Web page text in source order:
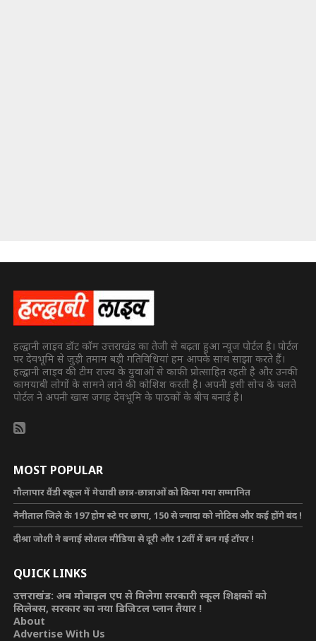
हल्द्वानी लाइव डॉट कॉम उत्तराखंड का तेजी से बढ़ता हुआ न्यूज पोर्टल है। पोर्टल
पर देवभूमि से जुड़ी तमाम बड़ी गतिविधियां हम आपके साथ साझा करते हैं।
हल्द्वानी लाइव की टीम राज्य के युवाओं से काफी प्रोत्साहित रहती है और उनकी
कामयाबी लोगों के सामने लाने की कोशिश करती है। अपनी इसी सोच के चलते
पोर्टल ने अपनी खास जगह देवभूमि के पाठकों के बीच बनाई है।
MOST POPULAR
गौलापार वैंडी स्कूल में मेधावी छात्र-छात्राओं को किया गया सम्मानित
नैनीताल जिले के 197 होम स्टे पर छापा, 150 से ज्यादा को नोटिस और कई होंगे बंद !
दीश्रा जोशी ने बनाई सोशल मीडिया से दूरी और 12वीं में बन गई टॉपर !
QUICK LINKS
उत्तराखंड: अब मोबाइल एप से मिलेगा सरकारी स्कूल शिक्षकों को
सिलेबस, सरकार का नया डिजिटल प्लान तैयार !
About
Advertise With Us